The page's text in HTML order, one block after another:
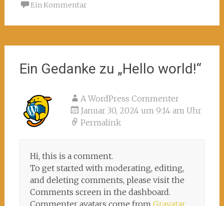
Ein Kommentar
Ein Gedanke zu „Hello world!“
A WordPress Commenter
Januar 30, 2024 um 9:14 am Uhr
Permalink
Hi, this is a comment.
To get started with moderating, editing,
and deleting comments, please visit the
Comments screen in the dashboard.
Commenter avatars come from Gravatar.